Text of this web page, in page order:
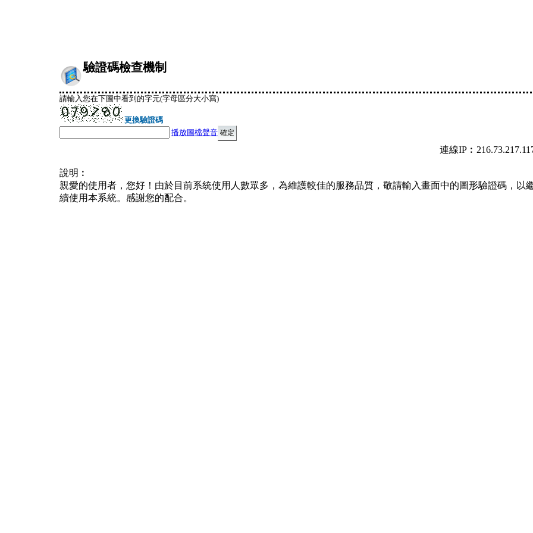
驗證碼檢查機制
請輸入您在下圖中看到的字元(字母區分大小寫)
更換驗證碼
播放圖檔聲音
連線
說明︰
親愛的使用者，您好！由於目前系統使用人數眾多，為維護較佳的服務品質，敬請輸入畫面中的圖形驗證碼，以
續使用本系統。感謝您的配合。